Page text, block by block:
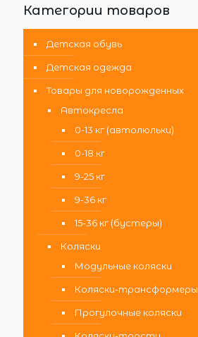
Категории товаров
Детская обувь
Детская одежда
Товары для новорожденных
Автокресла
0-13 кг (автолюльки)
0-18 кг
9-25 кг
9-36 кг
15-36 кг (бустеры)
Коляски
Модульные коляски
Коляски-трансформеры
Прогулочные коляски